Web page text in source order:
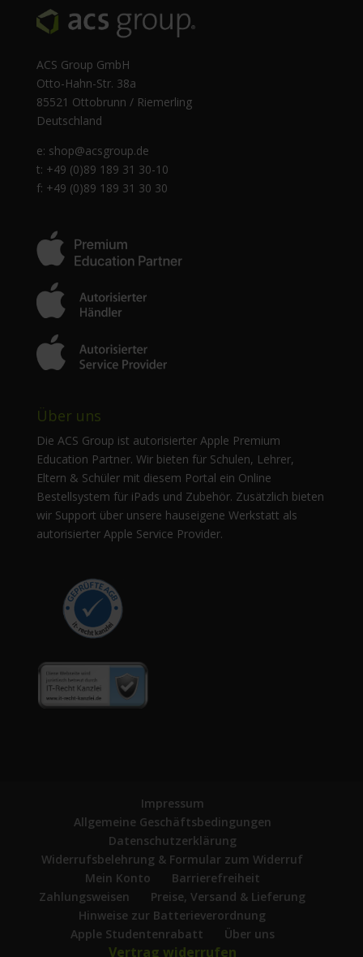
ACS Group GmbH
Otto-Hahn-Str. 38a
85521 Ottobrunn / Riemerling
Deutschland
e: shop@acsgroup.de
t: +49 (0)89 189 31 30-10
f: +49 (0)89 189 31 30 30
Über uns
Die ACS Group ist autorisierter Apple Premium
Education Partner. Wir bieten für Schulen, Lehrer,
Eltern & Schüler mit diesem Portal ein Online
Bestellsystem für iPads und Zubehör. Zusätzlich bieten
wir Support über unsere hauseigene Werkstatt als
autorisierter Apple Service Provider.
Impressum
Allgemeine Geschäftsbedingungen
Datenschutzerklärung
Widerrufsbelehrung & Formular zum Widerruf
Mein Konto
Barrierefreiheit
Zahlungsweisen
Preise, Versand & Lieferung
Hinweise zur Batterieverordnung
Apple Studentenrabatt
Über uns
Vertrag widerrufen